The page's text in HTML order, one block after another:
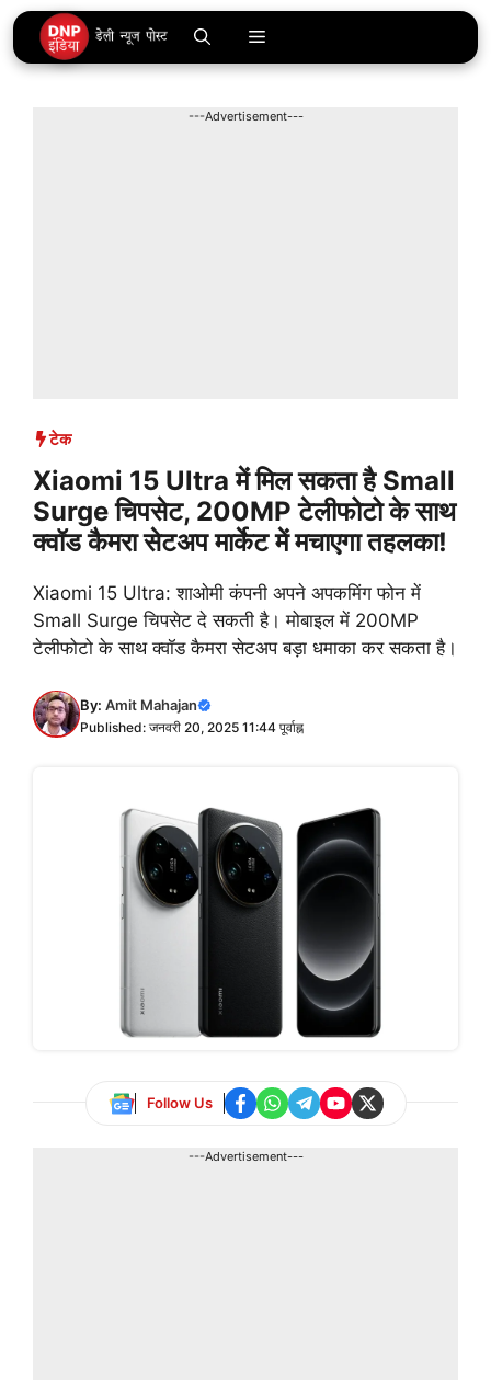
Skip
to
content
Menu
---Advertisement---
टेक
Xiaomi 15 Ultra में मिल सकता है Small
Surge चिपसेट, 200MP टेलीफोटो के साथ
क्वॉड कैमरा सेटअप मार्केट में मचाएगा तहलका!
Xiaomi 15 Ultra: शाओमी कंपनी अपने अपकमिंग फोन में
Small Surge चिपसेट दे सकती है। मोबाइल में 200MP
टेलीफोटो के साथ क्वॉड कैमरा सेटअप बड़ा धमाका कर सकता है।
By: Amit Mahajan
Published: जनवरी 20, 2025 11:44 पूर्वाह्न
Follow Us
---Advertisement---